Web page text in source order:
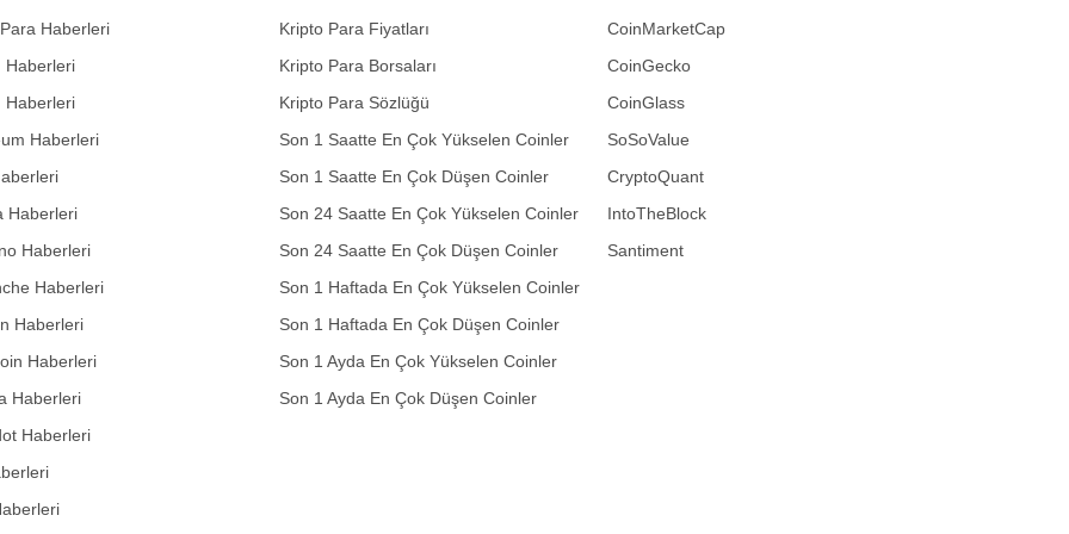
Haberleri
Haberleri
Haberleri
Haberleri
Haberleri
Haberleri
Haberleri
Haberleri
Haberleri
Haberleri
Haberleri
Kripto Para Fiyatları
Kripto Para Borsaları
Kripto Para Sözlüğü
Son 1 Saatte En Çok Yükselen Coinler
Son 1 Saatte En Çok Düşen Coinler
Son 24 Saatte En Çok Yükselen Coinler
Son 24 Saatte En Çok Düşen Coinler
Son 1 Haftada En Çok Yükselen Coinler
Son 1 Haftada En Çok Düşen Coinler
Son 1 Ayda En Çok Yükselen Coinler
Son 1 Ayda En Çok Düşen Coinler
CoinMarketCap
CoinGecko
CoinGlass
SoSoValue
CryptoQuant
IntoTheBlock
Santiment